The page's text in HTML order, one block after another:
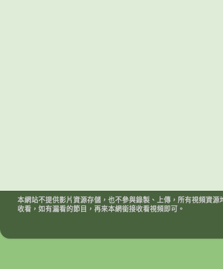
本網站不提供影片資源存儲，也不參與錄製、上傳，所有視頻資
收看，如有漏看的節目，再來本網銜接收看視頻即可。